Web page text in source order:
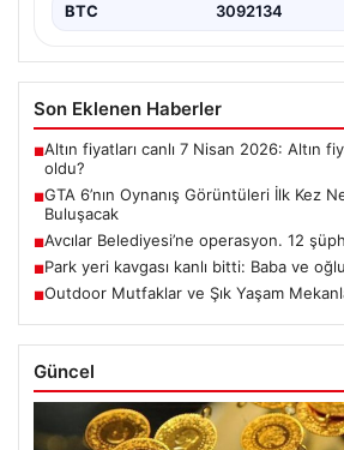
BTC 3092134
Son Eklenen Haberler
■Altın fiyatları canlı 7 Nisan 2026: Altın
oldu?
■GTA 6’nın Oynanış Görüntüleri İlk Kez
Buluşacak
■Avcılar Belediyesi’ne operasyon. 12
■Park yeri kavgası kanlı bitti: Baba ve oğlu
■Outdoor Mutfaklar ve Şık Yaşam
Güncel